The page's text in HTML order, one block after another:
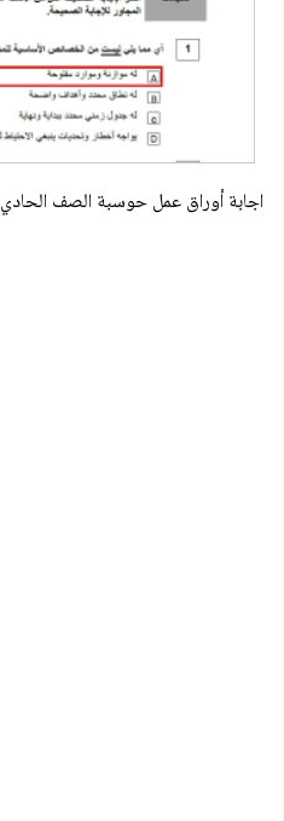
اجابة أوراق عمل حوسبة الصف